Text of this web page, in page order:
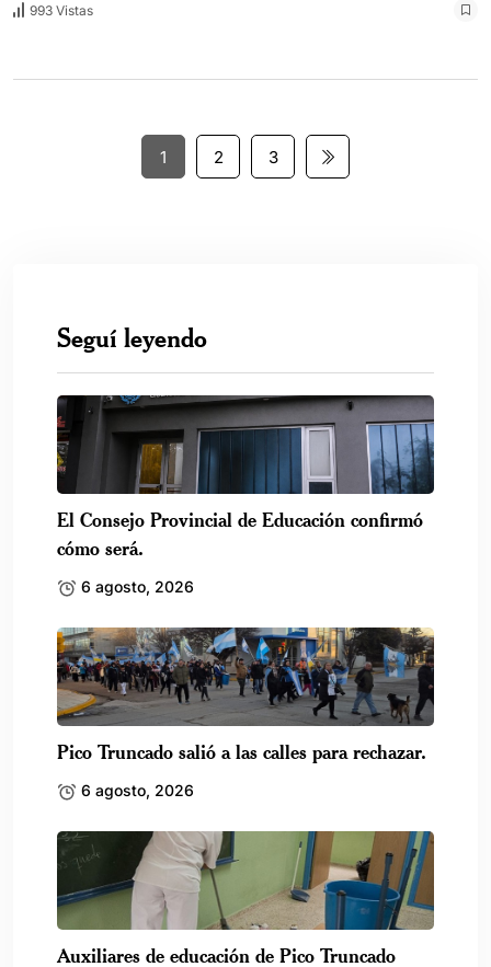
993 Vistas
1 2 3
Seguí leyendo
El Consejo Provincial de Educación confirmó
cómo será.
6 agosto, 2026
Pico Truncado salió a las calles para rechazar.
6 agosto, 2026
Auxiliares de educación de Pico Truncado